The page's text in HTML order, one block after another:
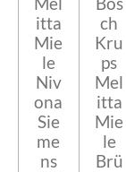
itta
Mie
le
Niv
ona
Sie
me
ns
ch
Kru
ps
Mel
itta
Mie
le
Brü